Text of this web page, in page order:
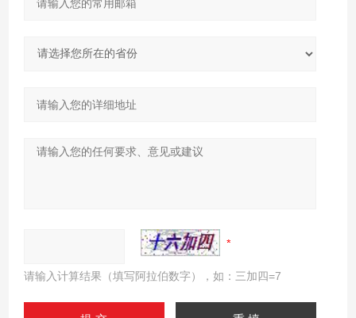
请输入计算结果（填写阿拉伯数字），如：三加四=7